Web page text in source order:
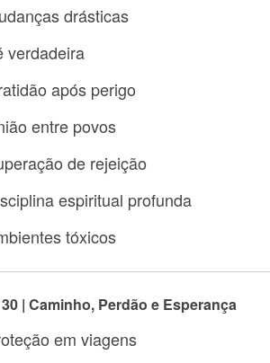
drásticas
verdadeira
após perigo
entre povos
de rejeição
espiritual profunda
tóxicos
| Caminho, Perdão e Esperança
em viagens